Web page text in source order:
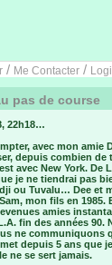
/ Me Contacter /
pas de course
22h18…
avec mon amie
depuis combien
avec New York. De
je ne tiendrai pas
ou Tuvalu… Dee et
mon fils en
amies
fin des années
ne communiquons
depuis 5 ans que
ne se sert jamais.